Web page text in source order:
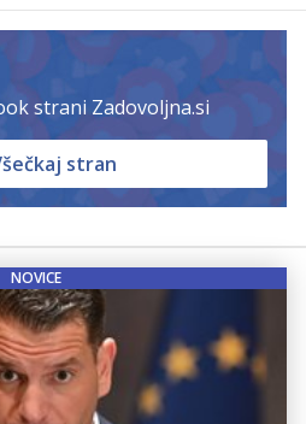
strani Zadovoljna.si
stran
NOVICE